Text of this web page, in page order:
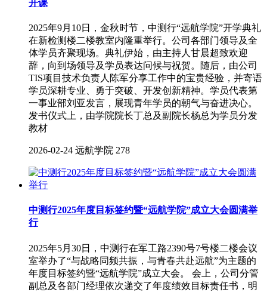
开课
2025年9月10日，金秋时节，中测行“远航学院”开学典礼
在新检测楼二楼教室内隆重举行。公司各部门领导及全
体学员齐聚现场。典礼伊始，由主持人甘晨超致欢迎
辞，向到场领导及学员表达问候与祝贺。随后，由公司
TIS项目技术负责人陈军分享工作中的宝贵经验，并寄语
学员深耕专业、勇于突破、开发创新精神。学员代表第
一事业部刘亚发言，展现青年学员的朝气与奋进决心。
发书仪式上，由学院院长丁总及副院长杨总为学员分发
教材
2026-02-24 远航学院 278
中测行2025年度目标签约暨“远航学院”成立大会圆满举
行
2025年5月30日，中测行在军工路2390号7号楼二楼会议
室举办了“与战略同频共振，与青春共赴远航”为主题的
年度目标签约暨“远航学院”成立大会。 会上，公司分管
副总及各部门经理依次递交了年度绩效目标责任书，明